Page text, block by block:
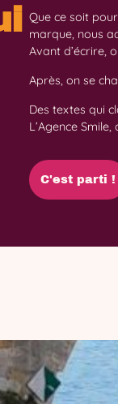
Que ce soit
marque, nous
Avant d’écrire,
Après, on se
Des textes qui
L’Agence
C'est parti !